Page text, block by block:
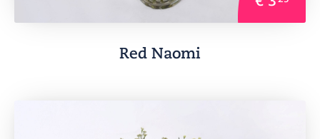
Red Naomi